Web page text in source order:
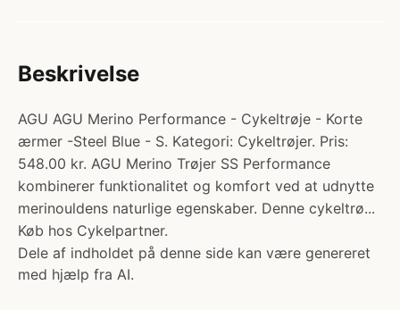
Beskrivelse
AGU AGU Merino Performance - Cykeltrøje - Korte
ærmer -Steel Blue - S. Kategori: Cykeltrøjer. Pris:
548.00 kr. AGU Merino Trøjer SS Performance
kombinerer funktionalitet og komfort ved at udnytte
merinouldens naturlige egenskaber. Denne cykeltrø...
Køb hos Cykelpartner.
Dele af indholdet på denne side kan være genereret
med hjælp fra AI.